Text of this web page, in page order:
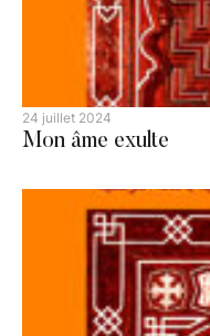
24 juillet 2024
Mon âme exulte